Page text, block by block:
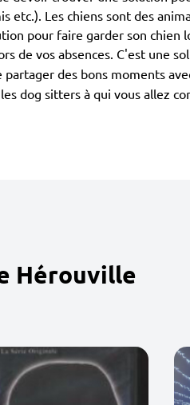
Les chiens sont des
pour faire garder son chien
de vos absences. C'est une
des bons moments
dog sitters à qui vous allez
Hérouville